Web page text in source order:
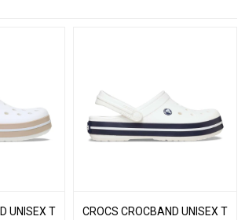
UNISEX T
CROCS CROCBAND UNISEX T